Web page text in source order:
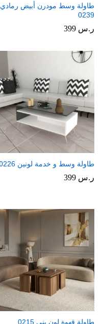
طاولة وسط مودرن أبيض رمادي
0239
ر.س
طاولة وسط و خدمة لونين 0226
ر.س
طاولة قهوة لون بني 0215